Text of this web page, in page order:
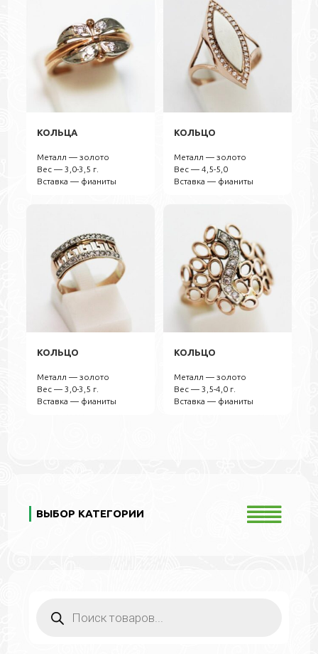
КОЛЬЦА
Металл — золото
Вес — 3,0-3,5 г.
Вставка — фианиты
КОЛЬЦО
Металл — золото
Вес — 4,5-5,0
Вставка — фианиты
КОЛЬЦО
Металл — золото
Вес — 3,0-3,5 г.
Вставка — фианиты
КОЛЬЦО
Металл — золото
Вес — 3,5-4,0 г.
Вставка — фианиты
ВЫБОР КАТЕГОРИИ